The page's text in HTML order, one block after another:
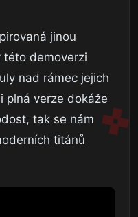
jinou
této demoverzi
nad rámec jejich
plná verze dokáže
tak se nám
titánů